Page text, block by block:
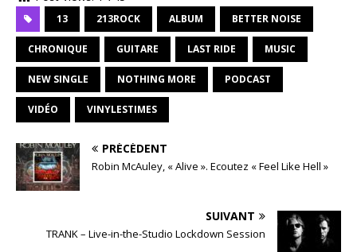
13 213ROCK ALBUM BETTER NOISE
CHRONIQUE GUITARE LAST RIDE MUSIC
NEW SINGLE NOTHING MORE PODCAST
VIDÉO VINYLESTIMES
PRÉCÉDENT
Robin McAuley, « Alive ». Ecoutez « Feel Like Hell »
SUIVANT
TRANK – Live-in-the-Studio Lockdown Session